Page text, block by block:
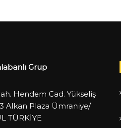
Grup
Hendem Cad. Yükseliş
Alkan Plaza Ümraniye/
TÜRKİYE